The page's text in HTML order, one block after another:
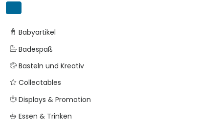
Babyartikel
Badespaß
Basteln und Kreativ
Collectables
Displays & Promotion
Essen & Trinken